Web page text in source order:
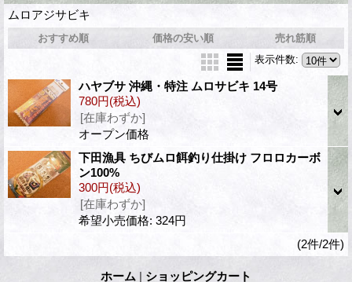
ムロアジサビキ
おすすめ順 価格の安い順
売れ筋順
表示件数:
ハヤブサ 沖縄・特注 ムロサビキ 14号
780円(税込)
[在庫わずか]
オープン価格
下田漁具 ちびムロ餌釣り仕掛け フロロカーボ
ン100%
300円(税込)
[在庫わずか]
希望小売価格: 324円
(2件/2件)
ホーム | ショッピングカート